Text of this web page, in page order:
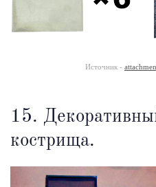
Источник -
15.
кострища.